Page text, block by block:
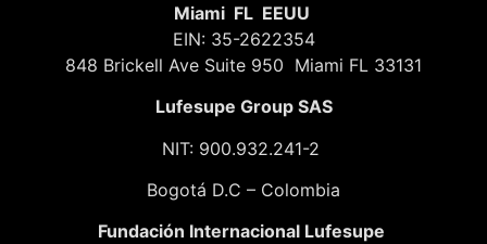
Miami FL EEUU
EIN: 35-2622354
848 Brickell Ave Suite 950 Miami FL 33131
Lufesupe Group SAS
NIT: 900.932.241-2
Bogotá D.C – Colombia
Fundación Internacional Lufesupe